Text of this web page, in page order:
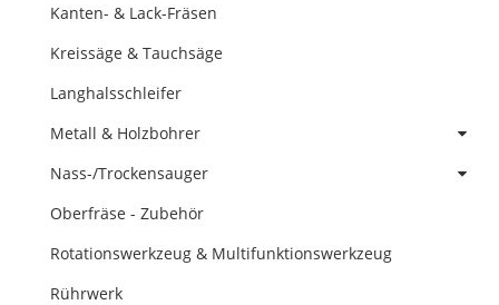
Kanten- & Lack-Fräsen
Kreissäge & Tauchsäge
Langhalsschleifer
Metall & Holzbohrer
Nass-/Trockensauger
Oberfräse - Zubehör
Rotationswerkzeug & Multifunktionswerkzeug
Rührwerk